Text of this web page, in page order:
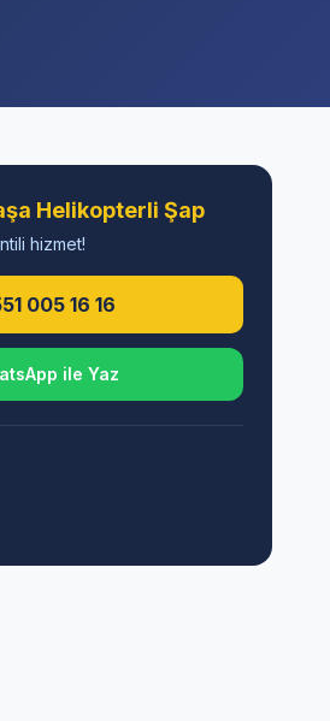
Helikopterli Şap
hizmet!
005 16 16
ile Yaz